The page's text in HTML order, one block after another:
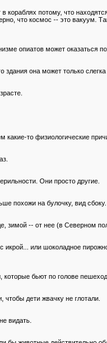
потому, что
что космос -- это
опиатов может оказаться
она может только слегка
то физиологические
Они просто другие.
на булочку, вид
зимой -- от нее (в Северном
или шоколадное
бьют по голове
дети жвачку не глотали.
видать.